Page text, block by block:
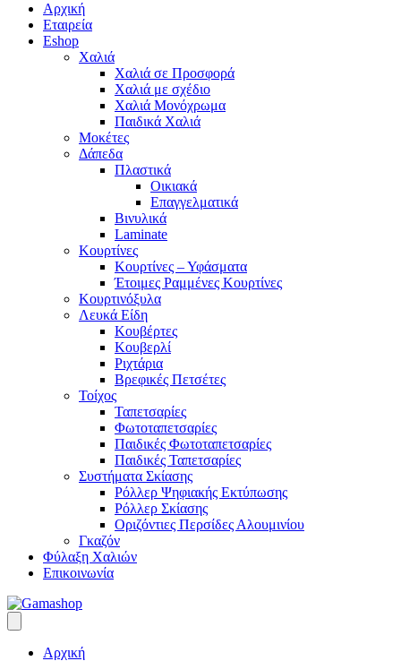
Αρχική
Εταιρεία
Eshop
Χαλιά
Χαλιά σε Προσφορά
Χαλιά με σχέδιο
Χαλιά Μονόχρωμα
Παιδικά Χαλιά
Μοκέτες
Δάπεδα
Πλαστικά
Οικιακά
Επαγγελματικά
Βινυλικά
Laminate
Κουρτίνες
Κουρτίνες – Υφάσματα
Έτοιμες Ραμμένες Κουρτίνες
Κουρτινόξυλα
Λευκά Είδη
Κουβέρτες
Κουβερλί
Ριχτάρια
Βρεφικές Πετσέτες
Τοίχος
Ταπετσαρίες
Φωτοταπετσαρίες
Παιδικές Φωτοταπετσαρίες
Παιδικές Ταπετσαρίες
Συστήματα Σκίασης
Ρόλλερ Ψηφιακής Εκτύπωσης
Ρόλλερ Σκίασης
Οριζόντιες Περσίδες Αλουμινίου
Γκαζόν
Φύλαξη Χαλιών
Επικοινωνία
Αρχική